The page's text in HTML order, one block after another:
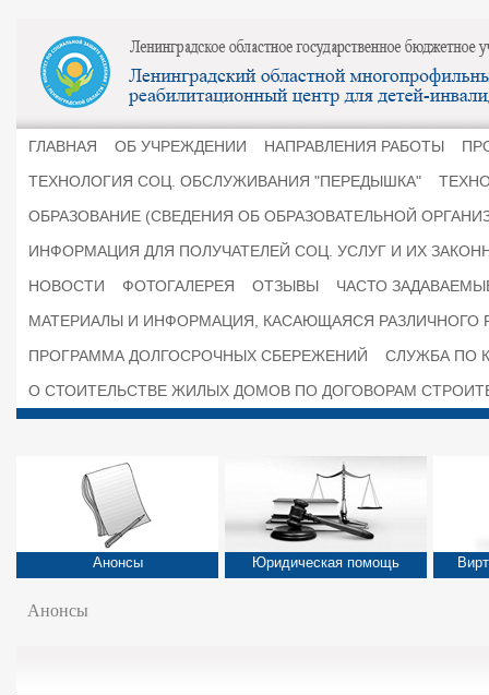
ГЛАВНАЯ ОБ УЧРЕЖДЕНИИ НАПРАВЛЕНИЯ РАБОТЫ
ТЕХНОЛОГИЯ СОЦ. ОБСЛУЖИВАНИЯ "ПЕРЕДЫШКА"
ОБРАЗОВАНИЕ (СВЕДЕНИЯ ОБ ОБРАЗОВАТЕЛЬНОЙ
ИНФОРМАЦИЯ ДЛЯ ПОЛУЧАТЕЛЕЙ СОЦ. УСЛУГ И ИХ
НОВОСТИ
ФОТОГАЛЕРЕЯ ОТЗЫВЫ
ЧАСТО
МАТЕРИАЛЫ И ИНФОРМАЦИЯ, КАСАЮЩАЯСЯ РАЗЛИЧНОГО
ПРОГРАММА ДОЛГОСРОЧНЫХ СБЕРЕЖЕНИЙ
СЛУЖБА ПО
О СТОИТЕЛЬСТВЕ ЖИЛЫХ ДОМОВ ПО ДОГОВОРАМ
Анонсы Юридическая помощь
Анонсы